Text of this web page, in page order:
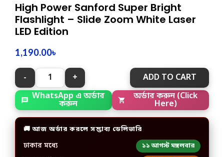
High Power Sanford Super Bright
Flashlight – Slide Zoom White Laser
LED Edition
1,190.00৳
ADD TO CART
WhatsApp এ অর্ডার
করুন
অর্ডার করুন (Click
Here)
🚚 আজ অর্ডার করলে সম্ভাব্য ডেলিভারি
ঢাকার মধ্যে ১১ আগস্ট মঙ্গলবার